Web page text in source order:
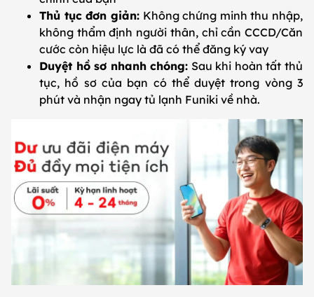
Thủ tục đơn giản:Không chứng minh thu nhập,
không thẩm định người thân, chỉ cần CCCD/Căn
cước còn hiệu lực là đã có thể đăng ký vay
Duyệt hồ sơ nhanh chóng: Sau khi hoàn tất thủ
tục, hồ sơ của bạn có thể duyệt trong vòng 3
phút và nhận ngay tủ lạnh Funiki về nhà.